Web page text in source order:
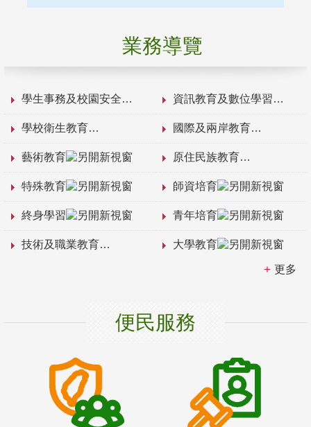
業務導覽
學生事務及校園安全 資訊教育及數位學習
學校衛生教育 國際及兩岸教育
藝術教育 原住民族教育
特殊教育 師資培育
終身學習 青年培育
技術及職業教育 大學教育
更多
便民服務